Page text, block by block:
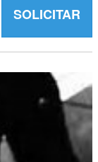
SOLICITAR